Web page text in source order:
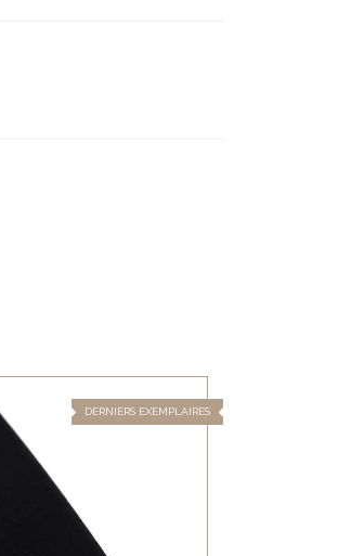
DERNIERS EXEMPLAIRES